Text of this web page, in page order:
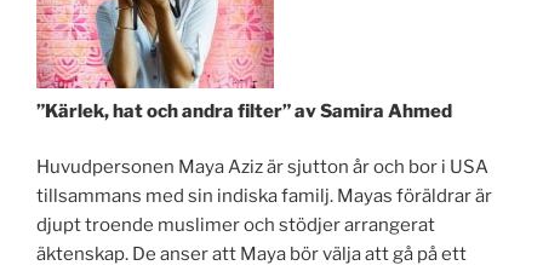
”Kärlek, hat och andra filter” av Samira Ahmed
Huvudpersonen Maya Aziz är sjutton år och bor i USA
tillsammans med sin indiska familj. Mayas föräldrar är
djupt troende muslimer och stödjer arrangerat
äktenskap. De anser att Maya bör välja att gå på ett